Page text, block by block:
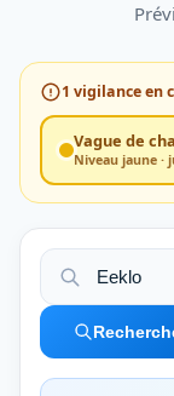
1 vigilance en
Vague de
Niveau jaune ·